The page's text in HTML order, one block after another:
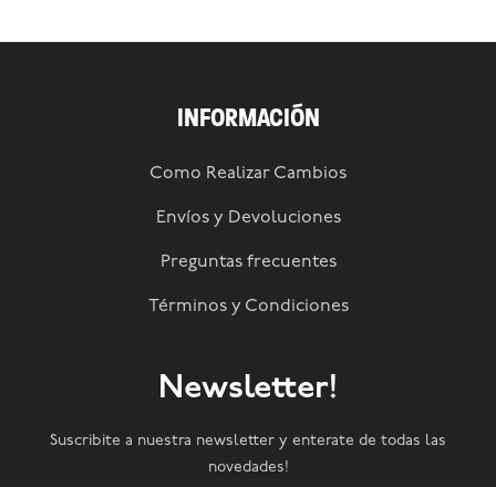
INFORMACIÓN
Como Realizar Cambios
Envíos y Devoluciones
Preguntas frecuentes
Términos y Condiciones
Newsletter!
Suscribite a nuestra newsletter y enterate de todas las
novedades!